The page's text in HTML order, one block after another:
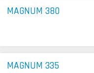
MAGNUM 380
MAGNUM 335